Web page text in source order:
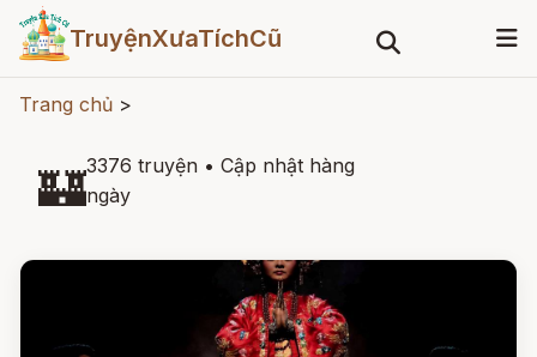
TruyệnXưaTíchCũ
Trang chủ >
🏰3376 truyện • Cập nhật hàng
ngày